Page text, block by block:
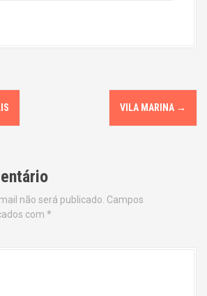
VILA MARINA →
não será publicado. Campos
com *